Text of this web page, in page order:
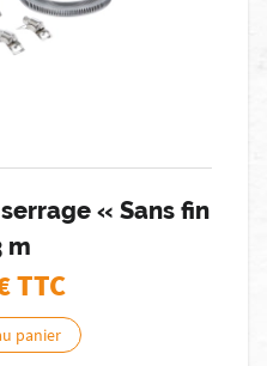
« Sans fin
m
TTC
panier